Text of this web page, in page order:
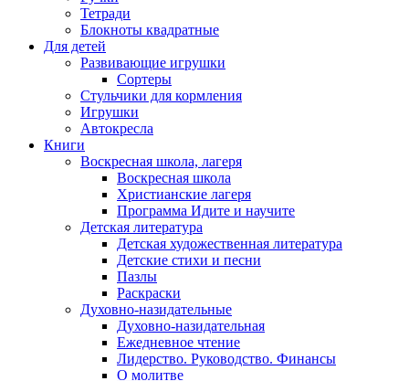
Тетради
Блокноты квадратные
Для детей
Развивающие игрушки
Сортеры
Стульчики для кормления
Игрушки
Автокресла
Книги
Воскресная школа, лагеря
Воскресная школа
Христианские лагеря
Программа Идите и научите
Детская литература
Детская художественная литература
Детские стихи и песни
Пазлы
Раскраски
Духовно-назидательные
Духовно-назидательная
Ежедневное чтение
Лидерство. Руководство. Финансы
О молитве